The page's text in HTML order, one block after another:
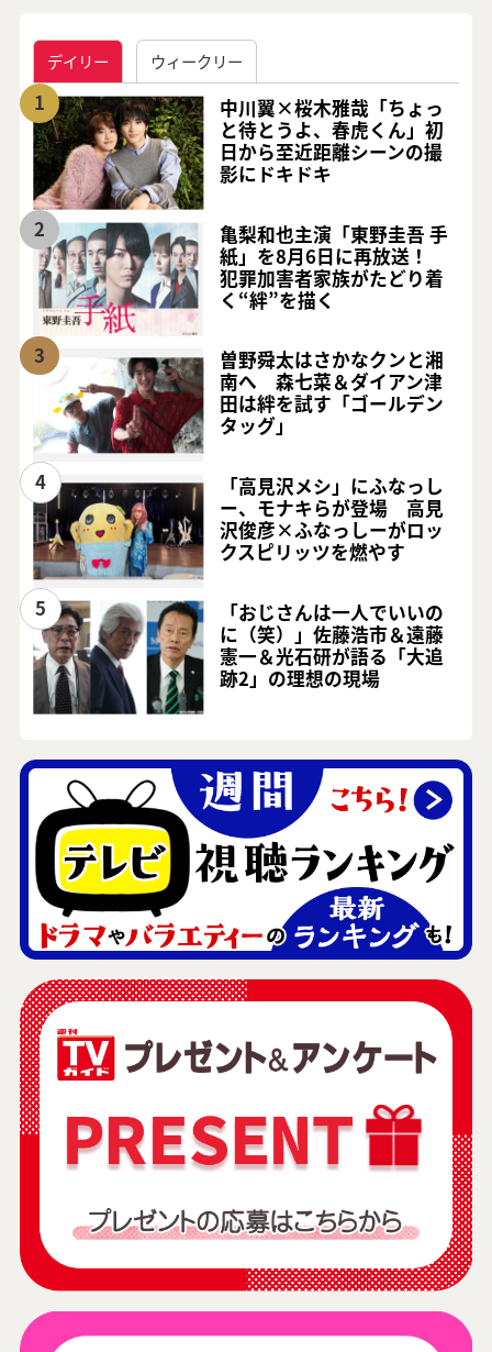
デイリー ウィークリー
1
中川翼×桜木雅哉「ちょっ
と待とうよ、春虎くん」初
日から至近距離シーンの撮
影にドキドキ
2
亀梨和也主演「東野圭吾 手
紙」を8月6日に再放送！
犯罪加害者家族がたどり着
く“絆”を描く
3
曽野舜太はさかなクンと湘
南へ 森七菜＆ダイアン津
田は絆を試す「ゴールデン
タッグ」
4
「高見沢メシ」にふなっし
ー、モナキらが登場 高見
沢俊彦×ふなっしーがロッ
クスピリッツを燃やす
5
「おじさんは一人でいいの
に（笑）」佐藤浩市＆遠藤
憲一＆光石研が語る「大追
跡2」の理想の現場